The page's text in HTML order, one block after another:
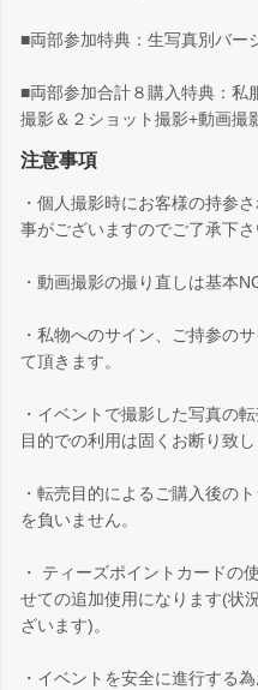
■両部参加特典：生写真別バー
■両部参加合計８購入特典：私
撮影＆２ショット撮影+動画撮
注意事項
・個人撮影時にお客様の持参
事がございますのでご了承下さ
・動画撮影の撮り直しは基本
・私物へのサイン、ご持参の
て頂きます。
・イベントで撮影した写真の
目的での利用は固くお断り致し
・転売目的によるご購入後の
を負いません。
・ ティーズポイントカードの
せての追加使用になります(状
ざいます)。
・イベントを安全に進行する